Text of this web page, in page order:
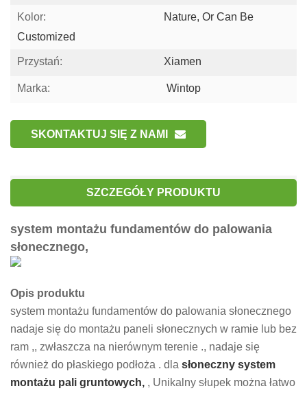
Kolor:
Nature, Or Can Be
Customized
Przystań: Xiamen
Marka: Wintop
SKONTAKTUJ SIĘ Z NAMI
SZCZEGÓŁY PRODUKTU
system montażu fundamentów do palowania
słonecznego,
Opis produktu
system montażu fundamentów do palowania słonecznego
nadaje się do montażu paneli słonecznych w ramie lub bez
ram ,, zwłaszcza na nierównym terenie ., nadaje się
również do płaskiego podłoża . dla słoneczny system
montażu pali gruntowych, , Unikalny słupek można łatwo